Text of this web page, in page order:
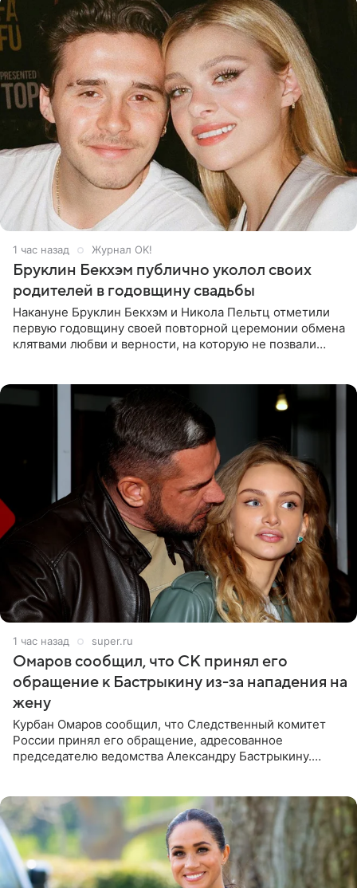
1 час назад Журнал OK!
Бруклин Бекхэм публично уколол своих
родителей в годовщину свадьбы
Накануне Бруклин Бекхэм и Никола Пельтц отметили
первую годовщину своей повторной церемонии обмена
клятвами любви и верности, на которую не позвали
1 час назад super.ru
Омаров сообщил, что СК принял его
обращение к Бастрыкину из-за нападения на
жену
Курбан Омаров сообщил, что Следственный комитет
России принял его обращение, адресованное
председателю ведомства Александру Бастрыкину.